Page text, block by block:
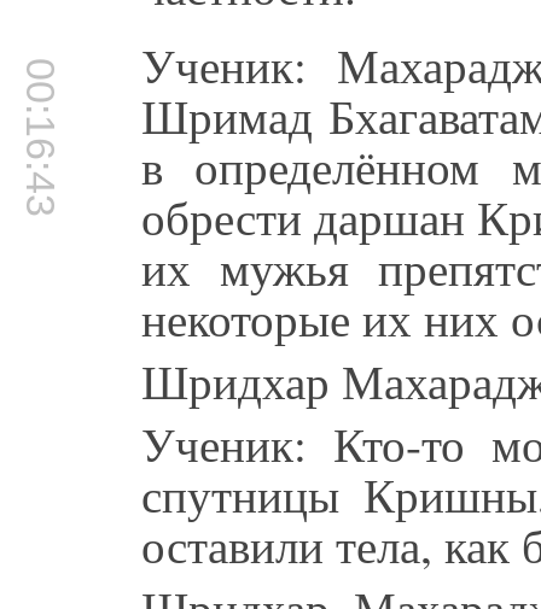
00:16:43 Ученик:
Шримад
в определённом
обрести даршан
их мужья
некоторые их них
Шридхар
Ученик: Кто-то
спутницы
оставили тела, как